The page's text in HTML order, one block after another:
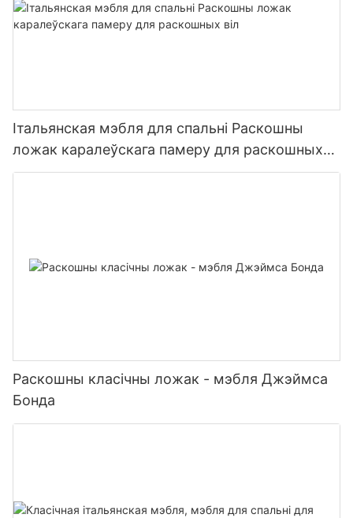
Італьянская мэбля для спальні Раскошны
ложак каралеўскага памеру для раскошных
віл
Раскошны класічны ложак - мэбля Джэймса
Бонда